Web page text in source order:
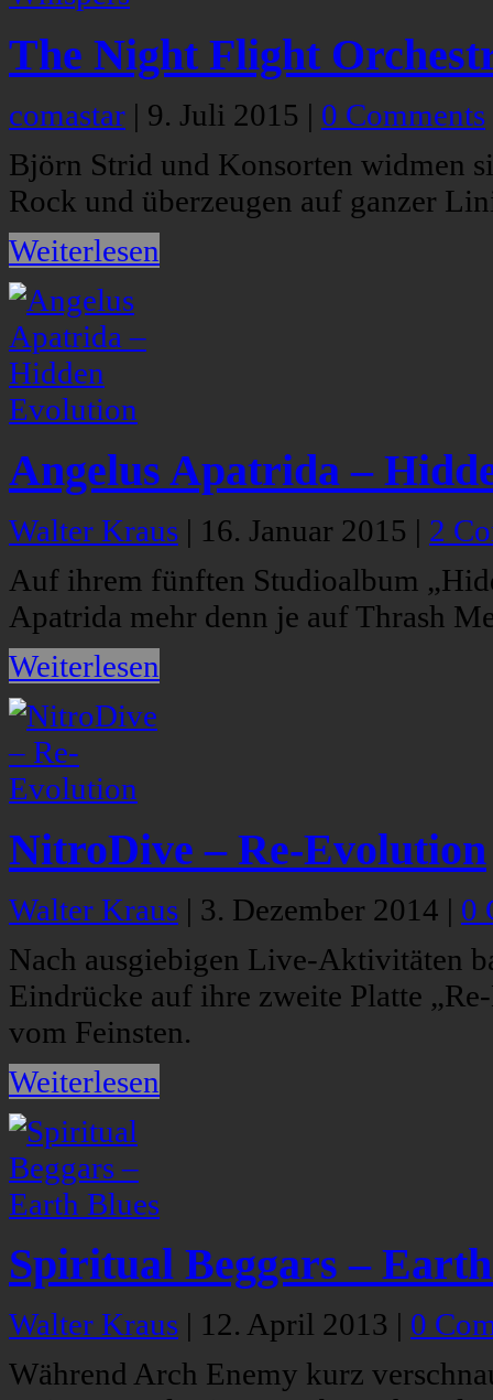
The Night Flight
comastar | 9. Juli 2015 | 0 Comments
Björn Strid und Konsorten widmen
Rock und überzeugen auf ganzer
Weiterlesen
Angelus Apatrida –
Walter Kraus | 16. Januar 2015 | 2
Auf ihrem fünften Studioalbum
Apatrida mehr denn je auf Thrash
Weiterlesen
NitroDive – Re-Evolution
Walter Kraus | 3. Dezember 2014 | 0
Nach ausgiebigen Live-Aktivitäten
Eindrücke auf ihre zweite Platte
vom Feinsten.
Weiterlesen
Spiritual Beggars –
Walter Kraus | 12. April 2013 | 0
Während Arch Enemy kurz